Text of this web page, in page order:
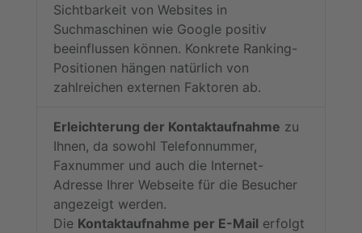
Sichtbarkeit von Websites in
Suchmaschinen wie Google positiv
beeinflussen können. Konkrete Ranking-
Positionen hängen natürlich von
zahlreichen externen Faktoren ab.
Erleichterung der Kontaktaufnahme zu
Ihnen, da sowohl Telefonnummer,
Faxnummer und auch die Internet-
Adresse Ihrer Webseite für die Besucher
angezeigt werden.
Die Kontaktaufnahme per E-Mail erfolgt